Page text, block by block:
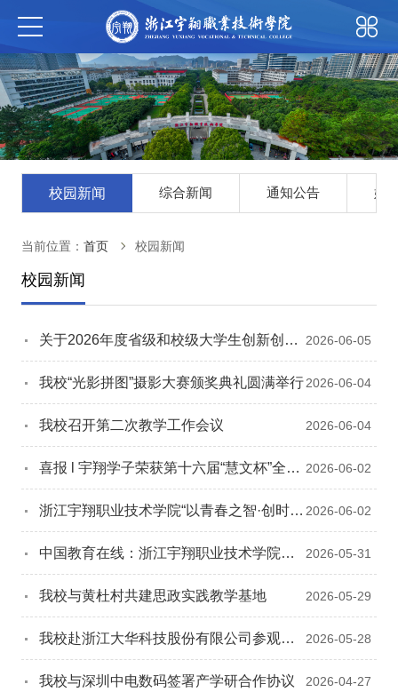
校园新闻 综合新闻 通知公告 媒
校园新闻
当前位置： 首页 校园新闻
关于2026年度省级和校级大学生创新创业
2026-06-05
我校“光影拼图”摄影大赛颁奖典礼圆满举行2026-06-04
我校召开第二次教学工作会议 2026-06-04
喜报 l 宇翔学子荣获第十六届“慧文杯”全国 2026-06-02
浙江宇翔职业技术学院“以青春之智·创时代 2026-06-02
中国教育在线：浙江宇翔职业技术学院与
2026-05-31
我校与黄杜村共建思政实践教学基地 2026-05-29
我校赴浙江大华科技股份有限公司参观交
2026-05-28
我校与深圳中电数码签署产学研合作协议 2026-04-27